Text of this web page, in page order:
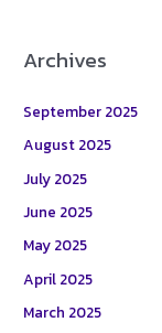
Archives
September 2025
August 2025
July 2025
June 2025
May 2025
April 2025
March 2025